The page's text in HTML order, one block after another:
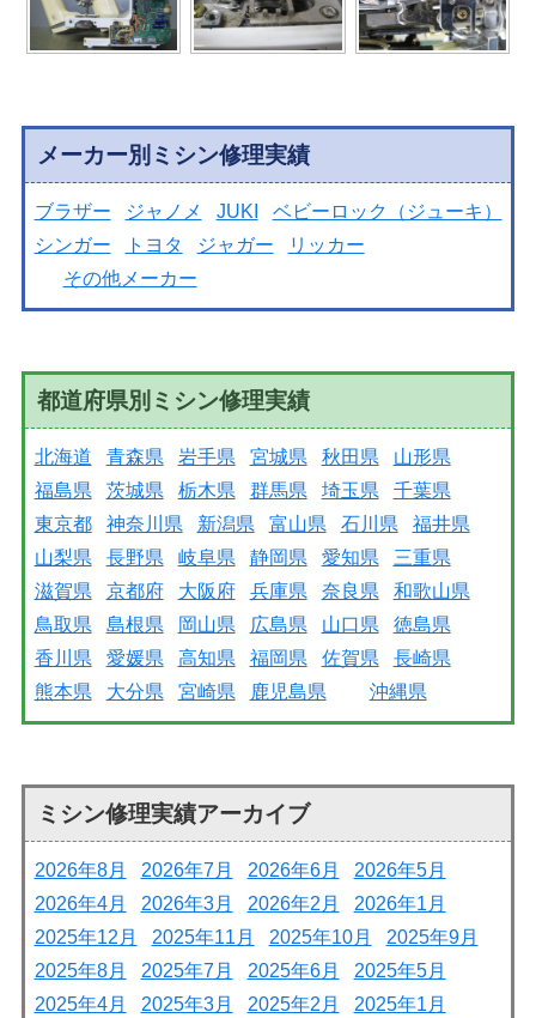
メーカー別ミシン修理実績
ブラザー ジャノメ JUKI
ベビーロック（ジューキ）
シンガー
トヨタ ジャガー
リッカー
その他メーカー
都道府県別ミシン修理実績
北海道 青森県 岩手県 宮城県 秋田県
山形県
福島県
茨城県 栃木県 群馬県 埼玉県
千葉県
東京都
神奈川県 新潟県 富山県 石川県
福井県
山梨県
長野県 岐阜県 静岡県 愛知県
三重県
滋賀県
京都府 大阪府 兵庫県 奈良県
和歌山県
鳥取県
島根県 岡山県 広島県 山口県
徳島県
香川県
愛媛県 高知県 福岡県 佐賀県
長崎県
熊本県
大分県 宮崎県 鹿児島県 沖縄県
ミシン修理実績アーカイブ
2026年8月 2026年7月 2026年6月
2026年5月
2026年4月
2026年3月 2026年2月
2026年1月
2025年12月
2025年11月 2025年10月
2025年9月
2025年8月
2025年7月 2025年6月
2025年5月
2025年4月
2025年3月 2025年2月
2025年1月